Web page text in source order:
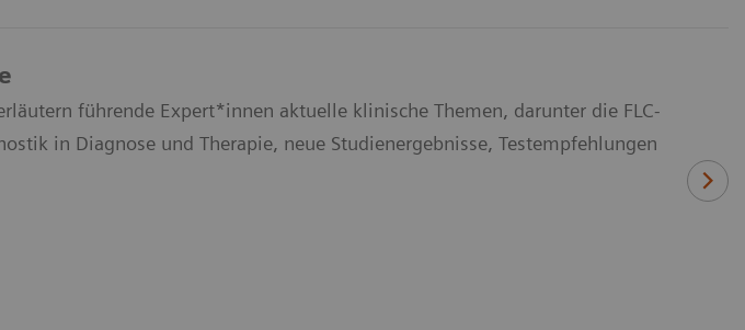
führende Expert*innen aktuelle klinische Themen, darunter die FLC-
in Diagnose und Therapie, neue Studienergebnisse, Testempfehlungen